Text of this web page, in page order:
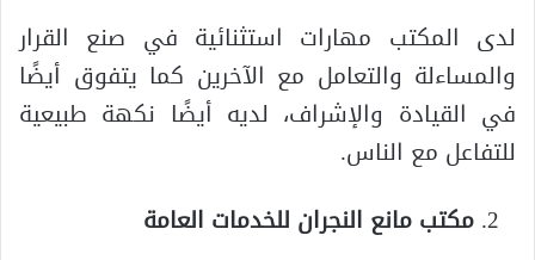
لدى المكتب مهارات استثنائية في صنع القرار
والمساءلة والتعامل مع الآخرين كما يتفوق أيضًا
في القيادة والإشراف، لديه أيضًا نكهة طبيعية
للتفاعل مع الناس.
مكتب مانع النجران للخدمات العامة